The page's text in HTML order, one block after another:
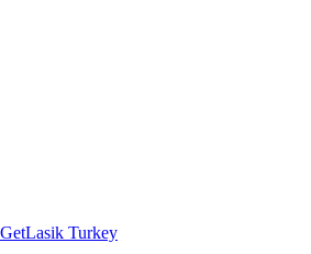
GetLasik Turkey